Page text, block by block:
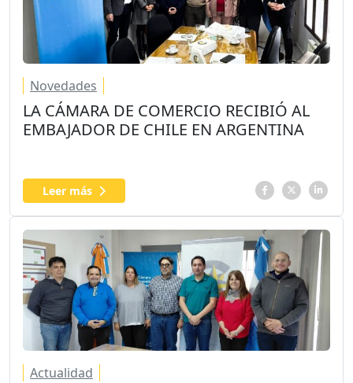
Novedades
LA CÁMARA DE COMERCIO RECIBIÓ AL
EMBAJADOR DE CHILE EN ARGENTINA
Leer más
Actualidad